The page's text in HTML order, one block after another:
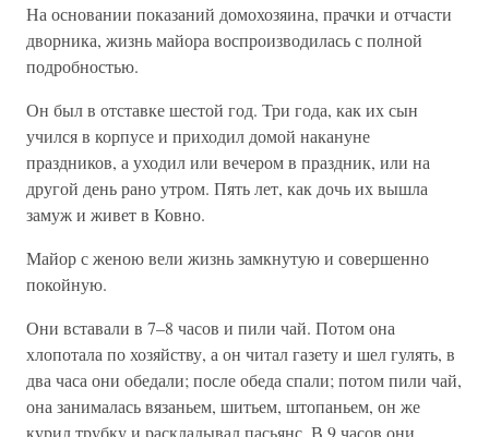
На основании показаний домохозяина, прачки и отчасти
дворника, жизнь майора воспроизводилась с полной
подробностью.
Он был в отставке шестой год. Три года, как их сын
учился в корпусе и приходил домой накануне
праздников, а уходил или вечером в праздник, или на
другой день рано утром. Пять лет, как дочь их вышла
замуж и живет в Ковно.
Майор с женою вели жизнь замкнутую и совершенно
покойную.
Они вставали в 7–8 часов и пили чай. Потом она
хлопотала по хозяйству, а он читал газету и шел гулять, в
два часа они обедали; после обеда спали; потом пили чай,
она занималась вязаньем, шитьем, штопаньем, он же
курил трубку и раскладывал пасьянс. В 9 часов они